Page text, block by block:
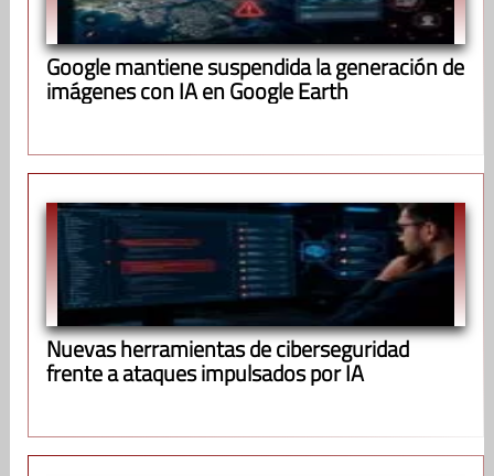
Google mantiene suspendida la generación de
imágenes con IA en Google Earth
Nuevas herramientas de ciberseguridad
frente a ataques impulsados por IA